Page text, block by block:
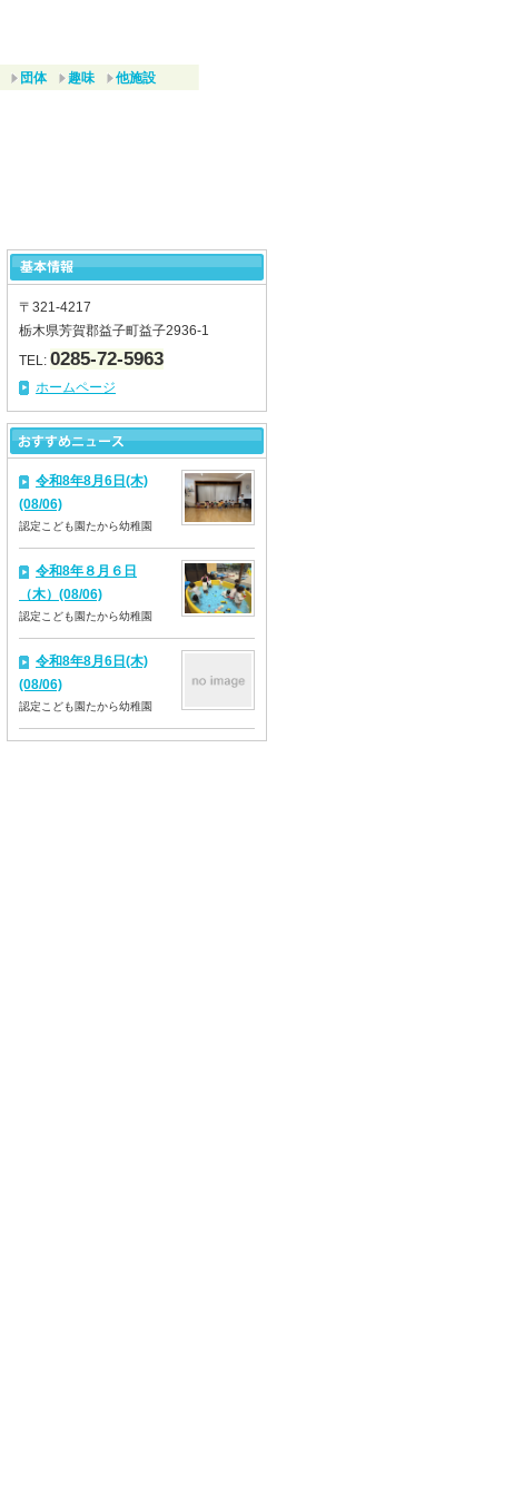
団体 趣味 他施設
〒321-4217
栃木県芳賀郡益子町益子2936-1
TEL: 0285-72-5963
ホームページ
令和8年8月6日(木)
(08/06)
認定こども園たから幼稚園
令和8年８月６日
（木）(08/06)
認定こども園たから幼稚園
令和8年8月6日(木)
(08/06)
認定こども園たから幼稚園